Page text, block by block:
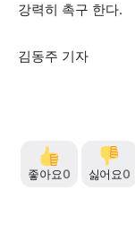
강력히 촉구 한다.
김동주 기자
좋아요0 싫어요0